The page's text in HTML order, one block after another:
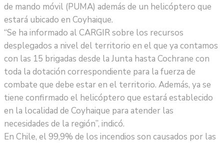
de mando móvil (PUMA) además de un helicóptero que
estará ubicado en Coyhaique.
“Se ha informado al CARGIR sobre los recursos
desplegados a nivel del territorio en el que ya contamos
con las 15 brigadas desde la Junta hasta Cochrane con
toda la dotación correspondiente para la fuerza de
combate que debe estar en el territorio. Además, ya se
tiene confirmado el helicóptero que estará establecido
en la localidad de Coyhaique para atender las
necesidades de la región”, indicó.
En Chile, el 99,9% de los incendios son causados por las